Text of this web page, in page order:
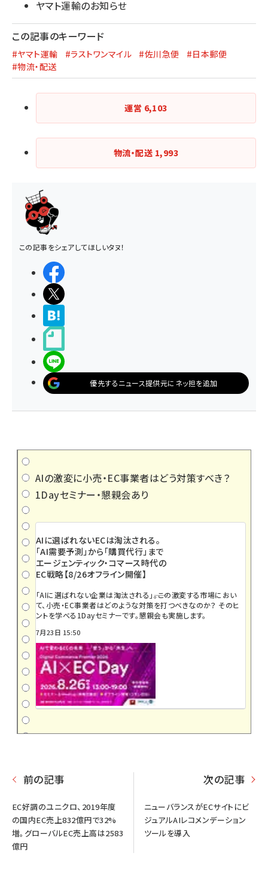
ヤマト運輸のお知らせ
この記事のキーワード
#ヤマト運輸 #ラストワンマイル #佐川急便
#日本郵便
#物流・配送
運営 6,103
物流・配送 1,993
この記事をシェアしてほしいタヌ！
優先するニュース提供元にネッ担を追加
AIの激変に小売・EC事業者はどう対策すべき？
1Dayセミナー・懇親会あり
AIに選ばれないECは淘汰される。
「AI需要予測」から「購買代行」まで
エージェンティック・コマース時代の
EC戦略【8/26オフライン開催】
「AIに選ばれない企業は淘汰される」――。この激変する市場におい
て、小売・EC事業者はどのような対策を打つべきなのか？ そのヒ
ントを学べる1Dayセミナーです。懇親会も実施します。
7月23日 15:50
前の記事
EC好調のユニクロ、2019年度
の国内EC売上832億円で32%
増。グローバルEC売上高は2583
億円
次の記事
ニューバランスがECサイトにビ
ジュアルAIレコメンデーション
ツールを導入